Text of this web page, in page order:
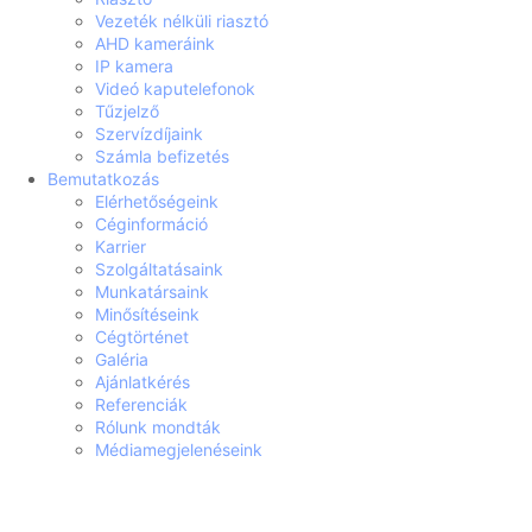
Vezeték nélküli riasztó
AHD kameráink
IP kamera
Videó kaputelefonok
Tűzjelző
Szervízdíjaink
Számla befizetés
Bemutatkozás
Elérhetőségeink
Céginformáció
Karrier
Szolgáltatásaink
Munkatársaink
Minősítéseink
Cégtörténet
Galéria
Ajánlatkérés
Referenciák
Rólunk mondták
Médiamegjelenéseink